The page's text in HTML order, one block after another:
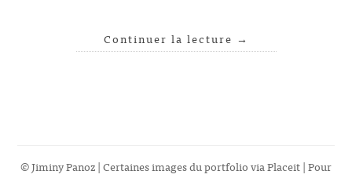
Continuer la lecture →
© Jiminy Panoz | Certaines images du portfolio viaPlaceit| Pour